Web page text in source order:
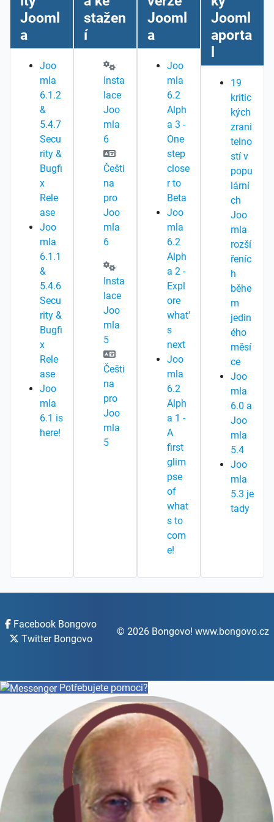
Jooml
a
Joo
mla
6.1.2
&
5.4.7
Secu
rity &
Bugfi
x
Rele
ase
Joo
mla
6.1.1
&
5.4.6
Secu
rity &
Bugfi
x
Rele
ase
Joo
mla
6.1 is
here!
stažen
í
Insta
lace
Joo
mla
6
Češti
na
pro
Joo
mla
6
Insta
lace
Joo
mla
5
Češti
na
pro
Joo
mla
5
Jooml
a
Joo
mla
6.2
Alph
a 3 -
One
step
close
r to
Beta
Joo
mla
6.2
Alph
a 2 -
Expl
ore
what'
s
next
Joo
mla
6.2
Alph
a 1 -
A
first
glim
pse
of
what
s to
com
e!
Jooml
aporta
19
kritic
kých
zrani
telno
stí v
popu
lární
ch
Joo
mla
rozší
řeníc
h
běhe
m
jedin
ého
měsí
ce
Joo
mla
6.0 a
Joo
mla
5.4
Joo
mla
5.3 je
tady
Facebook Bongovo
Twitter Bongovo
© 2026 Bongovo! www.bongovo.cz
Potřebujete pomoci?